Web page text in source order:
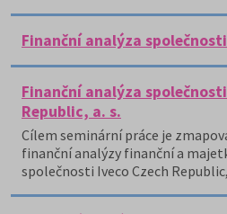
Finanční analýza společnosti
Finanční analýza
Republic, a. s.
Cílem seminární práce je
finanční analýzy finanční a
společnosti Iveco Czech